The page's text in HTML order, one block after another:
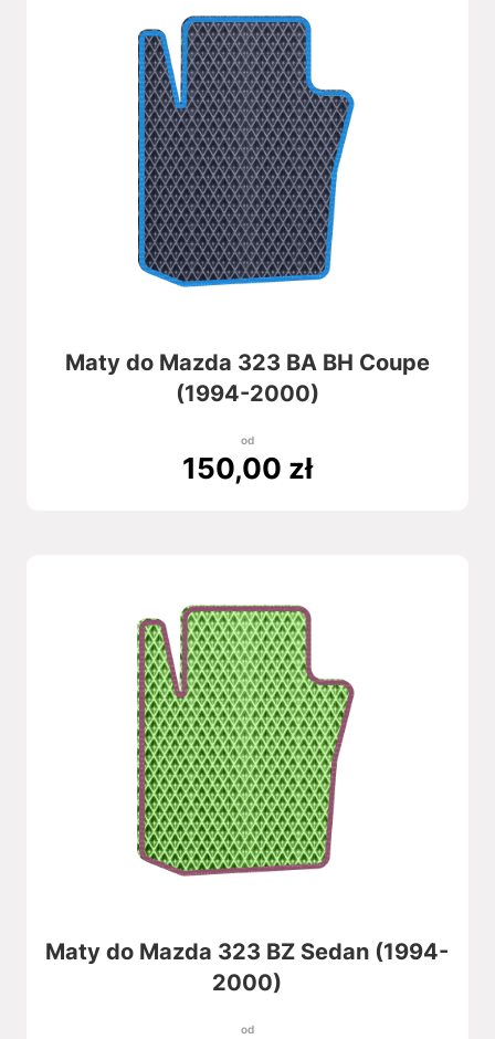
Maty do Mazda 323 BA BH Coupe
(1994-2000)
od
150,00 zł
Maty do Mazda 323 BZ Sedan (1994-
2000)
od